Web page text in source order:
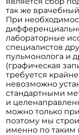
так же
При
лабораторные
специалистов
пульмонолога и
(графическая
требуется крайне
невозможно
стандартными
и
можно только
поэтому мы
именно по